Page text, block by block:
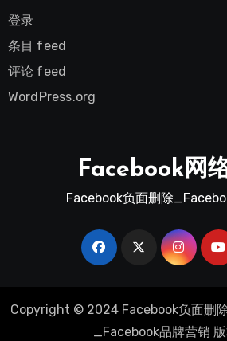
登录
条目 feed
评论 feed
WordPress.org
Facebook网
Facebook负面删除
Copyright © 2024 Facebook负面删
_Facebook品牌营销